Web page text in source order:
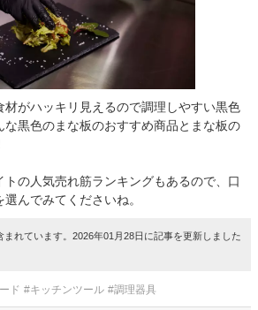
がハッキリ見えるので調理しやすい黒色
黒色のまな板のおすすめ商品とまな板の
の人気売れ筋ランキングもあるので、口
んでみてくださいね。
れています。2026年01月28日に記事を更新しました
ド #キッチンツール #調理器具